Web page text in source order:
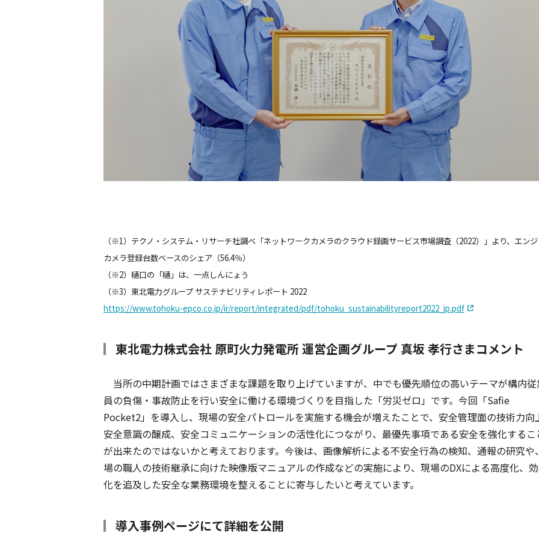
（※1）テクノ・システム・リサーチ社調べ「ネットワークカメラのクラウド録画サービス市場調査（2022）」より、エン
カメラ登録台数ベースのシェア（56.4％）
（※2）樋口の「樋」は、一点しんにょう
（※3）東北電力グループ サステナビリティレポート 2022
https://www.tohoku-epco.co.jp/ir/report/integrated/pdf/tohoku_sustainabilityreport2022_jp.pdf
東北電力株式会社 原町火力発電所 運営企画グループ 真坂 孝行さまコメント
当所の中期計画ではさまざまな課題を取り上げていますが、中でも優先順位の高いテーマが構内
員の負傷・事故防止を行い安全に働ける環境づくりを目指した「労災ゼロ」です。今回「Safie
Pocket2」を導入し、現場の安全パトロールを実施する機会が増えたことで、安全管理面の技術力向
安全意識の醸成、安全コミュニケーションの活性化につながり、最優先事項である安全を強化するこ
が出来たのではないかと考えております。今後は、画像解析による不安全行為の検知、通報の研究や
場の職人の技術継承に向けた映像版マニュアルの作成などの実施により、現場のDXによる高度化、
化を追及した安全な業務環境を整えることに寄与したいと考えています。
導入事例ページにて詳細を公開